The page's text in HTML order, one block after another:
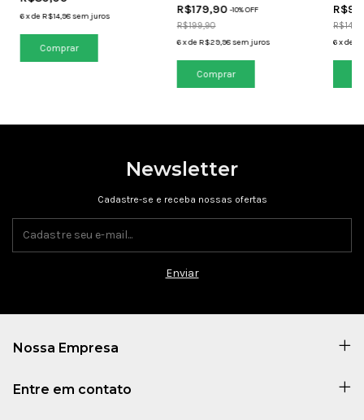
6xdeR$14,98sem juros
R$179,90-10% OFF
R$199,90
6xdeR$29,98 sem juros
Comprar
6xde
Newsletter
Cadastre-se e receba nossas ofertas
Nossa Empresa
Entre em contato